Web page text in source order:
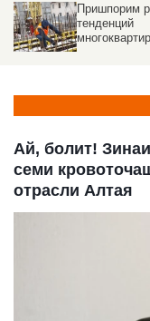
Пришпорим
тенденций
Ай, болит!
семи
отрасли Алтая